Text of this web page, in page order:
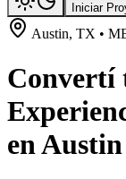
Iniciar
Austin, TX •
Convertí
en Austin